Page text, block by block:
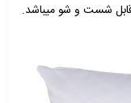
شست و شو میباشد.